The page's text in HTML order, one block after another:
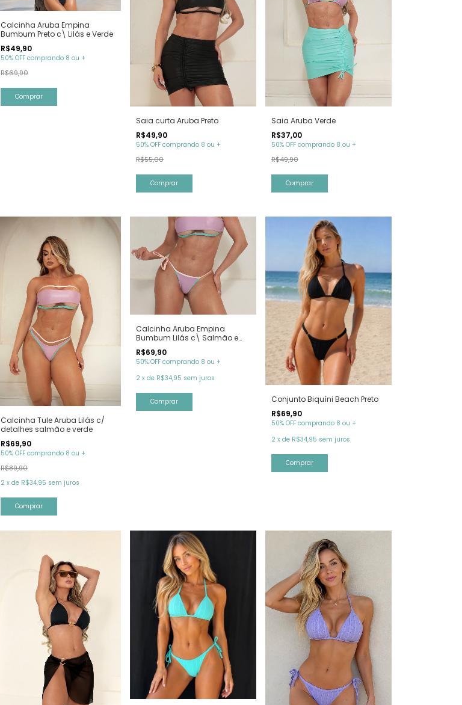
Calcinha Aruba Empina
Bumbum Preto c\ Lilás e Verde
R$49,90
50% OFF comprando 8 ou +
R$69,90
Comprar
Saia curta Aruba Preto
R$49,90
50% OFF comprando 8 ou +
R$55,00
Comprar
Saia Aruba Verde
R$37,00
50% OFF comprando 8 ou +
R$49,90
Comprar
Calcinha Tule Aruba Lilás c/
detalhes salmão e verde
R$69,90
50% OFF comprando 8 ou +
R$89,90
2 x de R$34,95 sem juros
Comprar
Calcinha Aruba Empina
Bumbum Lilás c\ Salmão e
Verde
R$69,90
50% OFF comprando 8 ou +
2 x de R$34,95 sem juros
Comprar
Conjunto Biquíni Beach Preto
R$69,90
50% OFF comprando 8 ou +
2 x de R$34,95 sem juros
Comprar